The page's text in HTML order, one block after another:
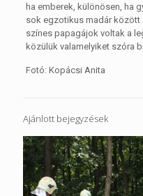
ha emberek, különösen, ha
sok egzotikus madár között
színes papagájok voltak a
közülük valamelyiket szóra
Fotó: Kopácsi Anita
Ajánlott bejegyzések